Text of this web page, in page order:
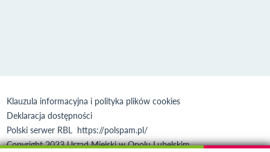
Klauzula informacyjna i polityka plików cookies
Deklaracja dostępności
Polski serwer RBL https://polspam.pl/
Copyright 2023 Urząd Miejski w Opolu Lubelskim